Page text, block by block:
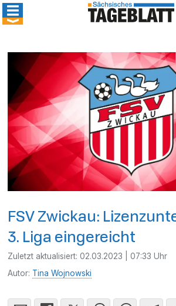
FSV Zwickau:
3. Liga eingereicht
Zuletzt aktualisiert:02.03.2023 | 07:33 Uhr
Autor: Tina Wojnowski